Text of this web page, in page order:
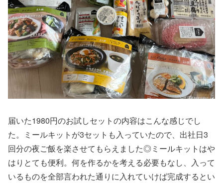
届いた1980円のお試しセットの内容はこんな感じでし
た。ミールキットが3セットも入っていたので、出社日3
回分の夜ご飯を楽させてもらえました◎ミールキットはや
はりとても便利。何を作るかを考える必要もなし、入って
いるものを全部言われた通りに入れていけば完成するとい